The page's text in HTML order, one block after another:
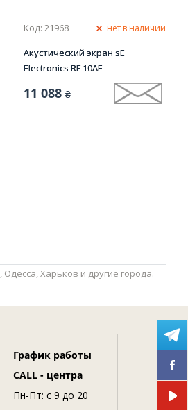
Код: 21968 нет в наличии
Акустический экран sE
Electronics RF 10AE
11 088 ₴
Харьков и другие города.
График работы
CALL - центра
Пн-Пт: c 9 до 20